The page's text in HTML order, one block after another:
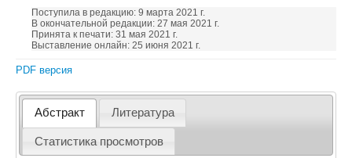
Поступила в редакцию: 9 марта 2021 г.
В окончательной редакции: 27 мая 2021 г.
Принята к печати: 31 мая 2021 г.
Выставление онлайн: 25 июня 2021 г.
PDF версия
Абстракт Литература
Статистика просмотров